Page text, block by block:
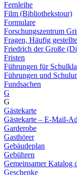
Fernleihe
Film (Bibliothekstour)
Formulare
Forschungszentrum
Fragen, Häufig gestellte
Friedrich der Große
Fristen
Führungen für
Führungen und
Fundsachen
G
G
Gästekarte
Gästekarte – E-Mail-
Garderobe
Gasthörer
Gebäudeplan
Gebühren
Gemeinsamer Katalog
Geschenke